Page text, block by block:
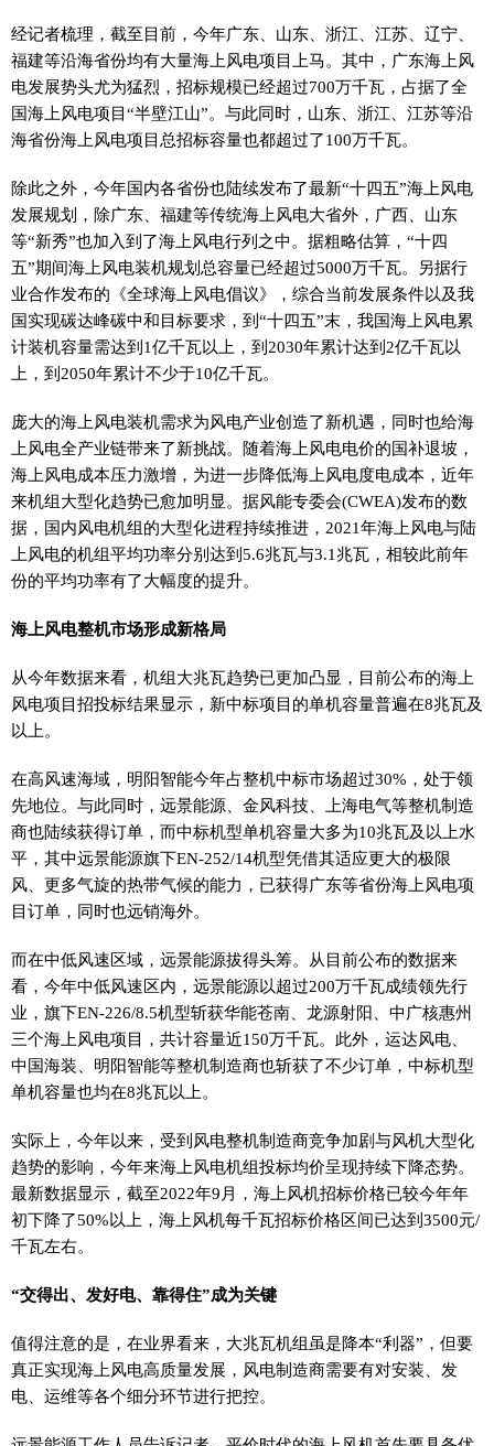
经记者梳理，截至目前，今年广东、山东、浙江、江苏、辽宁、
福建等沿海省份均有大量海上风电项目上马。其中，广东海上风
电发展势头尤为猛烈，招标规模已经超过700万千瓦，占据了全
国海上风电项目“半壁江山”。与此同时，山东、浙江、江苏等沿
海省份海上风电项目总招标容量也都超过了100万千瓦。
除此之外，今年国内各省份也陆续发布了最新“十四五”海上风电
发展规划，除广东、福建等传统海上风电大省外，广西、山东
等“新秀”也加入到了海上风电行列之中。据粗略估算，“十四
五”期间海上风电装机规划总容量已经超过5000万千瓦。另据行
业合作发布的《全球海上风电倡议》，综合当前发展条件以及我
国实现碳达峰碳中和目标要求，到“十四五”末，我国海上风电累
计装机容量需达到1亿千瓦以上，到2030年累计达到2亿千瓦以
上，到2050年累计不少于10亿千瓦。
庞大的海上风电装机需求为风电产业创造了新机遇，同时也给海
上风电全产业链带来了新挑战。随着海上风电电价的国补退坡，
海上风电成本压力激增，为进一步降低海上风电度电成本，近年
来机组大型化趋势已愈加明显。据风能专委会(CWEA)发布的数
据，国内风电机组的大型化进程持续推进，2021年海上风电与陆
上风电的机组平均功率分别达到5.6兆瓦与3.1兆瓦，相较此前年
份的平均功率有了大幅度的提升。
海上风电整机市场形成新格局
从今年数据来看，机组大兆瓦趋势已更加凸显，目前公布的海上
风电项目招投标结果显示，新中标项目的单机容量普遍在8兆瓦及
以上。
在高风速海域，明阳智能今年占整机中标市场超过30%，处于领
先地位。与此同时，远景能源、金风科技、上海电气等整机制造
商也陆续获得订单，而中标机型单机容量大多为10兆瓦及以上水
平，其中远景能源旗下EN-252/14机型凭借其适应更大的极限
风、更多气旋的热带气候的能力，已获得广东等省份海上风电项
目订单，同时也远销海外。
而在中低风速区域，远景能源拔得头筹。从目前公布的数据来
看，今年中低风速区内，远景能源以超过200万千瓦成绩领先行
业，旗下EN-226/8.5机型斩获华能苍南、龙源射阳、中广核惠州
三个海上风电项目，共计容量近150万千瓦。此外，运达风电、
中国海装、明阳智能等整机制造商也斩获了不少订单，中标机型
单机容量也均在8兆瓦以上。
实际上，今年以来，受到风电整机制造商竞争加剧与风机大型化
趋势的影响，今年来海上风电机组投标均价呈现持续下降态势。
最新数据显示，截至2022年9月，海上风机招标价格已较今年年
初下降了50%以上，海上风机每千瓦招标价格区间已达到3500元/
千瓦左右。
“交得出、发好电、靠得住”成为关键
值得注意的是，在业界看来，大兆瓦机组虽是降本“利器”，但要
真正实现海上风电高质量发展，风电制造商需要有对安装、发
电、运维等各个细分环节进行把控。